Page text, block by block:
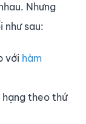
Nhưng
sau:
với hàm
hạng theo thứ